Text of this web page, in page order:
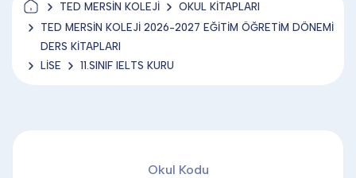
TED LOKUM
TED MERSİN KOLEJİ
OKUL KİTAPLARI
TED MERSİN KOLEJİ 2026-2027 EĞİTİM ÖĞRETİM DÖNEMİ
DERS KİTAPLARI
LİSE
11.SINIF IELTS KURU
Okul Kodu